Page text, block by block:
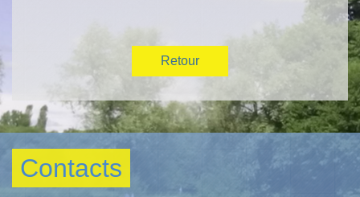
Retour
Contacts